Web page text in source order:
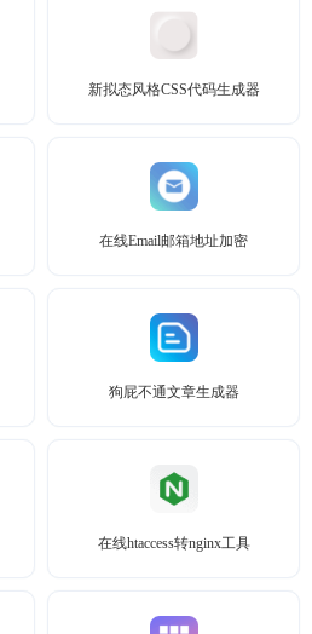
新拟态风格CSS代码生成器
在线Email邮箱地址加密
狗屁不通文章生成器
在线htaccess转nginx工具